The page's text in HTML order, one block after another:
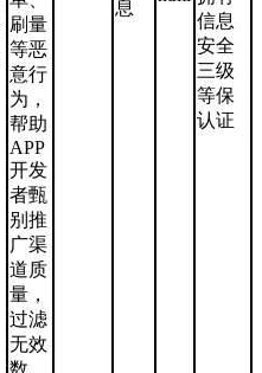
刷量
等恶
意行
为，
帮助
APP
开发
者甄
别推
广渠
道质
量，
过滤
无效
数
息
信息
安全
三级
等保
认证